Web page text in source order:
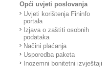
Opći uvjeti poslovanja
Uvjeti korištenja Fininfo
portala
Izjava o zaštiti osobnih
podataka
Načini plaćanja
Usporedba paketa
Inozemni bonitetni izvještaji